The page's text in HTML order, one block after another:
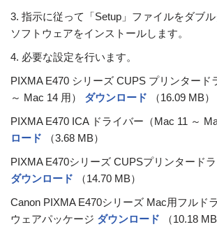
3. 指示に従って「Setup」ファイルをダブル
ソフトウェアをインストールします。
4. 必要な設定を行います。
PIXMA E470 シリーズ CUPS プリンタード
～ Mac 14 用） ダウンロード
（16.09 MB）
PIXMA E470 ICA ドライバー（Mac 11 ～
ロード
（3.68 MB）
PIXMA E470シリーズ CUPSプリンタードラ
ダウンロード
（14.70 MB）
Canon PIXMA E470シリーズ Mac用フルド
ウェアパッケージ ダウンロード
（10.18 MB